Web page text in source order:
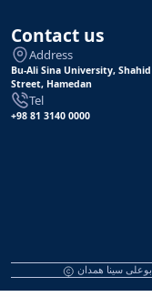
Contact us
Address
Bu-Ali Sina University,
Street, Hamedan
Tel
+98 81 3140 0000